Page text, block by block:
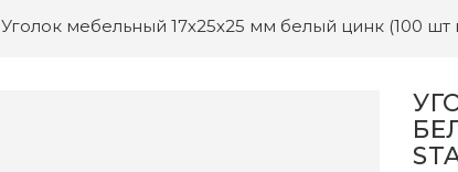
Уголок мебельный 17х25х25 мм белый цинк (100 шт